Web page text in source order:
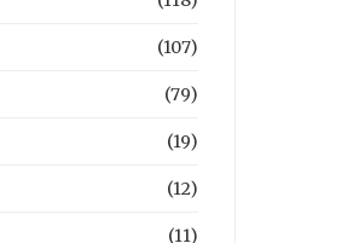
(107)
(79)
(19)
(12)
(11)